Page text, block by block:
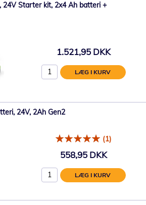
24V Starter kit, 2x4 Ah batteri +
1.521,95 DKK
LÆG I KURV
24V, 2Ah Gen2
(1)
558,95 DKK
LÆG I KURV